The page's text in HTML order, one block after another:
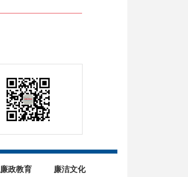
廉政教育 廉洁文化